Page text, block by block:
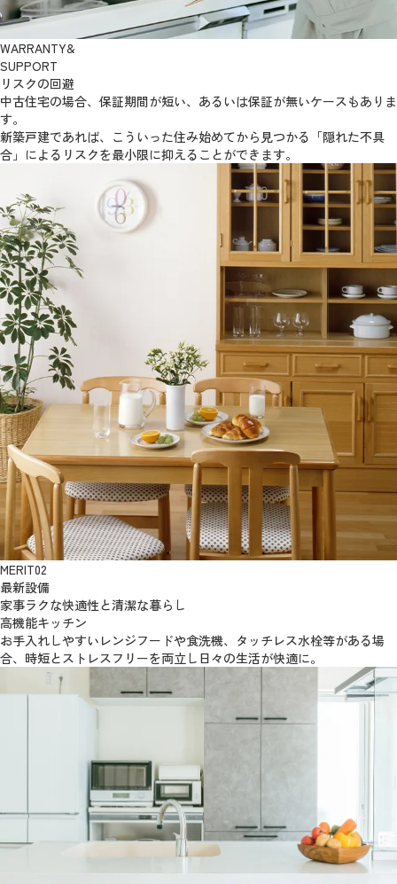
WARRANTY&
SUPPORT
リスクの回避
中古住宅の場合、保証期間が短い、あるいは保証が無いケースもありま
す。
新築戸建であれば、こういった住み始めてから見つかる「隠れた不具
合」によるリスクを最小限に抑えることができます。
MERIT02
最新設備
家事ラクな快適性と清潔な暮らし
高機能キッチン
お手入れしやすいレンジフードや食洗機、タッチレス水栓等がある場
合、時短とストレスフリーを両立し日々の生活が快適に。